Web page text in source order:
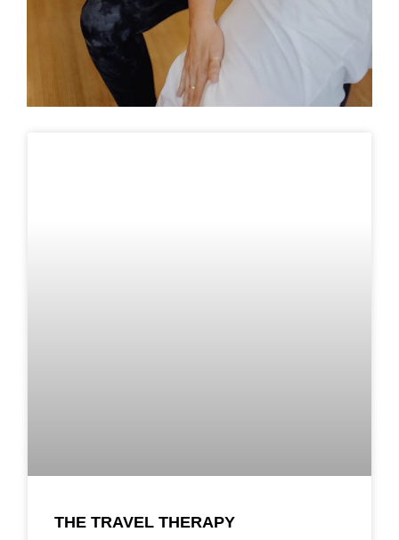
THE TRAVEL THERAPY